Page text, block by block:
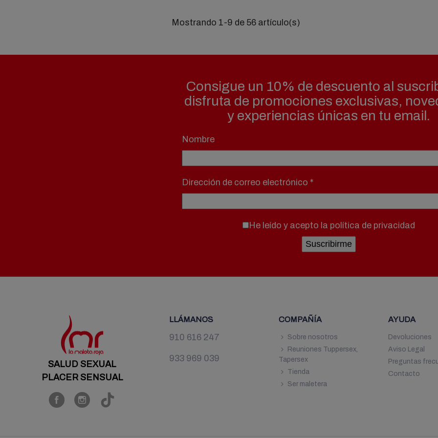
Mostrando 1-9 de 56 artículo(s)
Consigue un 10% de descuento al
disfruta de promociones exclusivas,
y experiencias únicas en tu email.
Nombre
Dirección de correo electrónico *
He leído y acepto la política de privacidad
SALUD SEXUAL
PLACER SENSUAL
LLÁMANOS
910 616 247
933 969 039
COMPAÑÍA
Sobre nosotros
Reuniones Tuppersex,
Tapersex
Tienda
Ser maletera
AYUDA
Devoluciones
Aviso Legal
Preguntas
Contacto